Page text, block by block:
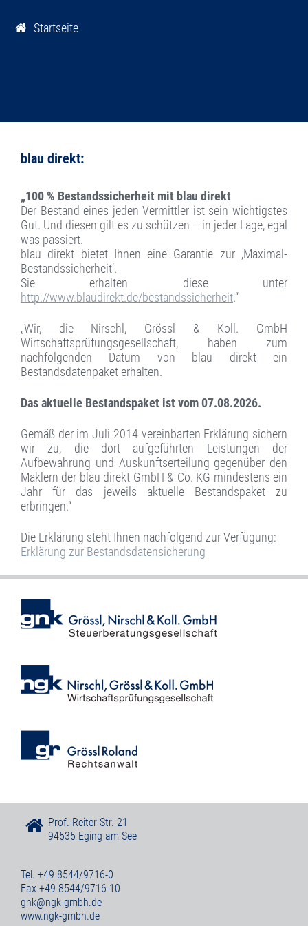
 Startseite
blau direkt:
„100 % Bestandssicherheit mit blau direkt
Der Bestand eines jeden Vermittler ist sein wichtigstes
Gut. Und diesen gilt es zu schützen – in jeder Lage, egal
was passiert.
blau direkt bietet Ihnen eine Garantie zur ‚Maximal-
Bestandssicherheit‘.
Sie erhalten diese unter
http://www.blaudirekt.de/bestandssicherheit.“
„Wir, die Nirschl, Grössl & Koll. GmbH
Wirtschaftsprüfungsgesellschaft, haben zum
nachfolgenden Datum von blau direkt ein
Bestandsdatenpaket erhalten.
Das aktuelle Bestandspaket ist vom 07.08.2026.
Gemäß der im Juli 2014 vereinbarten Erklärung sichern
wir zu, die dort aufgeführten Leistungen der
Aufbewahrung und Auskunftserteilung gegenüber den
Maklern der blau direkt GmbH & Co. KG mindestens ein
Jahr für das jeweils aktuelle Bestandspaket zu
erbringen.“
Die Erklärung steht Ihnen nachfolgend zur Verfügung:
Erklärung zur Bestandsdatensicherung
 Prof.-Reiter-Str. 21
94535 Eging am See
Tel. +49 8544/9716-0
Fax +49 8544/9716-10
gnk@ngk-gmbh.de
www.ngk-gmbh.de